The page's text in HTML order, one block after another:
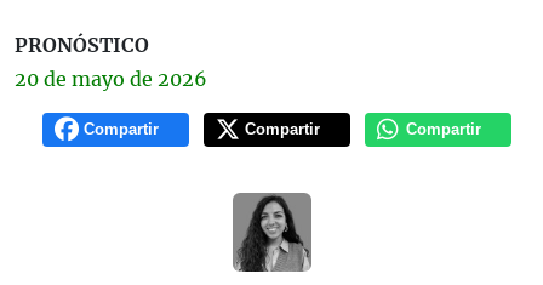
PRONÓSTICO
20 de mayo de 2026
Compartir Compartir Compartir